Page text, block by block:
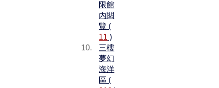
限館
內閱
覽 (
11 )
三樓
夢幻
海洋
區 (